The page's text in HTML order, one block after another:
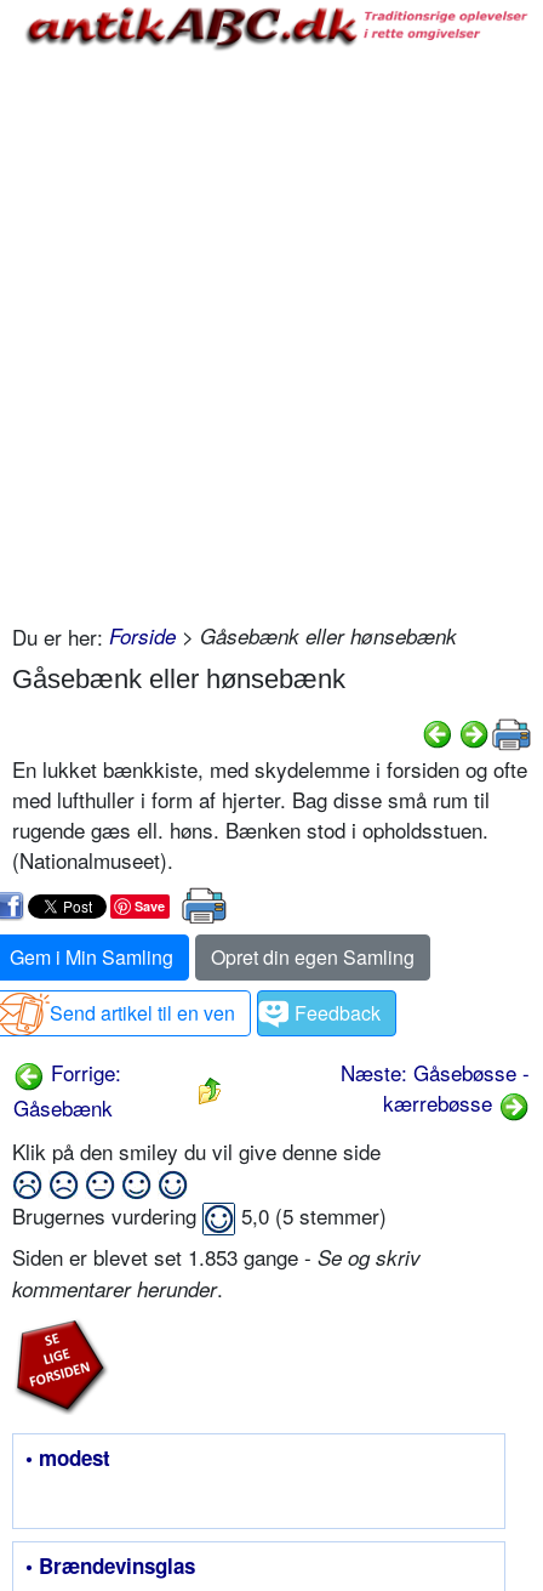
Du er her: Forside > Gåsebænk eller hønsebænk
Gåsebænk eller hønsebænk
En lukket bænkkiste, med skydelemme i forsiden og ofte
med lufthuller i form af hjerter. Bag disse små rum til
rugende gæs ell. høns. Bænken stod i opholdsstuen.
(Nationalmuseet).
Save
Gem i Min Samling
Opret din egen Samling
Send artikel til en ven
Feedback
Forrige:
Gåsebænk
Næste: Gåsebøsse -
kærrebøsse
Klik på den smiley du vil give denne side
Brugernes vurdering 5,0 (5 stemmer)
Siden er blevet set 1.853 gange - Se og skriv
kommentarer herunder.
• modest
• Brændevinsglas